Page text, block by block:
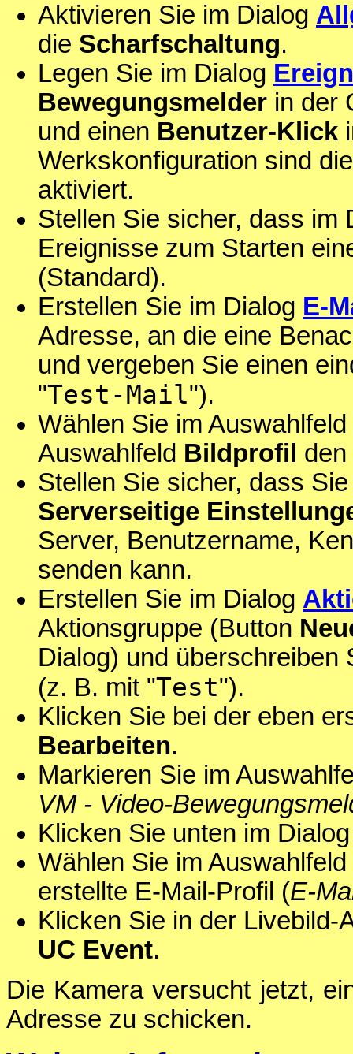
Aktivieren Sie im Dialog
die Scharfschaltung.
Legen Sie im Dialog
Bewegungsmelder in der
und einen Benutzer-Klick
Werkskonfiguration sind
aktiviert.
Stellen Sie sicher, dass im
Ereignisse zum Starten
(Standard).
Erstellen Sie im Dialog E-
Adresse, an die eine
und vergeben Sie einen
"Test-Mail").
Wählen Sie im Auswahlfeld
Auswahlfeld Bildprofil
Stellen Sie sicher, dass
Serverseitige
Server, Benutzername,
senden kann.
Erstellen Sie im Dialog
Aktionsgruppe (Button
Dialog) und überschreiben
(z. B. mit "Test").
Klicken Sie bei der eben
Bearbeiten.
Markieren Sie im
VM - Video-
Klicken Sie unten im
Wählen Sie im Auswahlfeld
erstellte E-Mail-Profil (E-
Klicken Sie in der Livebild-
UC Event.
Die Kamera versucht jetzt,
Adresse zu schicken.